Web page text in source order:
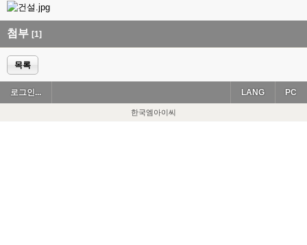
첨부 [1]
목록
로그인... PC
LANG
한국엠아이씨